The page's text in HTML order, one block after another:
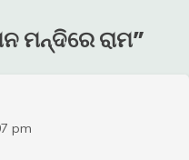
ମନ୍ଦିରେ ରାମ”
pm